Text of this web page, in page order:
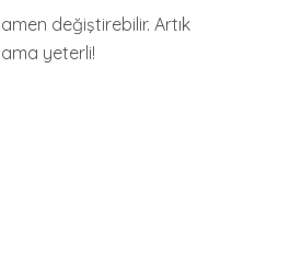
değiştirebilir. Artık
yeterli!